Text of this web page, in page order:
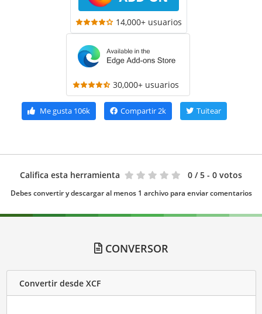
14,000+ usuarios
30,000+ usuarios
Me gusta106k Compartir2k Tuitear
Califica esta herramienta 0 / 5 - 0 votos
Debes convertir y descargar al menos 1 archivo para enviar comentarios
CONVERSOR
Convertir desde XCF